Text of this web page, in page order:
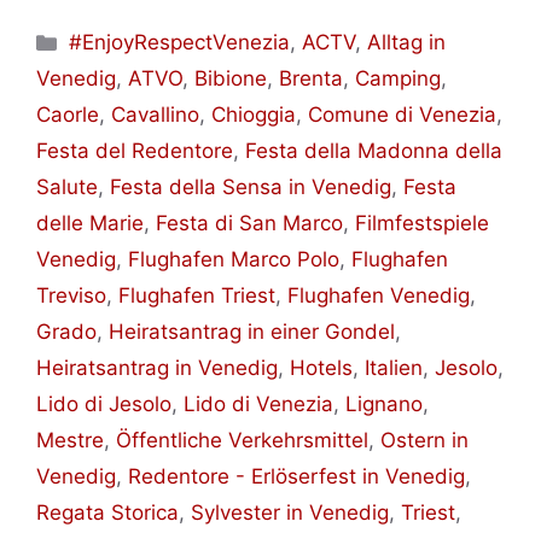
Kategorien
#EnjoyRespectVenezia,ACTV,Alltag in
Venedig, ATVO, Bibione, Brenta, Camping,
Caorle, Cavallino, Chioggia, Comune di Venezia,
Festa del Redentore, Festa della Madonna della
Salute, Festa della Sensa in Venedig, Festa
delle Marie, Festa di San Marco, Filmfestspiele
Venedig, Flughafen Marco Polo, Flughafen
Treviso, Flughafen Triest, Flughafen Venedig,
Grado, Heiratsantrag in einer Gondel,
Heiratsantrag in Venedig, Hotels, Italien, Jesolo,
Lido di Jesolo, Lido di Venezia, Lignano,
Mestre, Öffentliche Verkehrsmittel, Ostern in
Venedig, Redentore - Erlöserfest in Venedig,
Regata Storica, Sylvester in Venedig, Triest,